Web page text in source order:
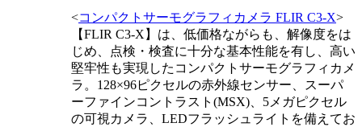
<コンパクトサーモグラフィカメラ FLIR C3-X>
【FLIR C3-X】は、低価格ながらも、解像度をは
じめ、点検・検査に十分な基本性能を有し、高い
堅牢性も実現したコンパクトサーモグラフィカメ
ラ。128×96ピクセルの赤外線センサー、スーパ
ーファインコントラスト(MSX)、5メガピクセル
の可視カメラ、LEDフラッシュライトを備えてお